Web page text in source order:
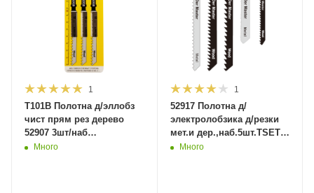
1
T101B Полотна д/эллобз
чист прям рез дерево
52907 3шт/наб
2,5*75*100мм(10/100/600)MaxiTool
Много
1
52917 Полотна д/
электролобзика д/резки
мет.и дер.,наб.5шт.TSET-
4(400)MaxiTool
Много